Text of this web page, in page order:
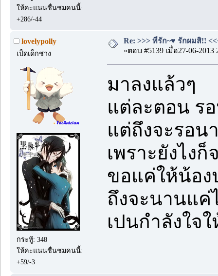
ให้คะแนนชื่นชมคนนี้:
+286/-44
lovelypolly
เป็ดเด็กช่าง
กระทู้: 348
ให้คะแนนชื่นชมคนนี้:
+59/-3
Re: >>> ที่รัก~♥ รักผมสิ!!
«ตอบ #5139 เมื่อ27-06-2013
มาลงแล้วๆ
แต่ละตอน ร
แต่ถึงจะรอน
เพราะยังไง
ขอแค่ให้น้อง
ถึงจะนานแ
เปนกำลังใจ